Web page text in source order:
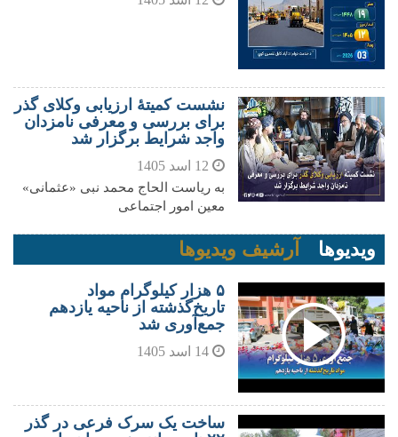
نشست کمیتهٔ ارزیابی وکلای گذر
برای بررسی و معرفی نامزدان
واجد شرایط برگزار شد
به ریاست الحاج محمد نبی «عثمانی»
معین امور اجتماعی
ویدیوها آرشیف ویدیوها
۵ هزار کیلوگرام مواد
تاریخ‌گذشته از ناحیه یازدهم
جمع‌آوری شد
ساخت یک سرک فرعی در گذر